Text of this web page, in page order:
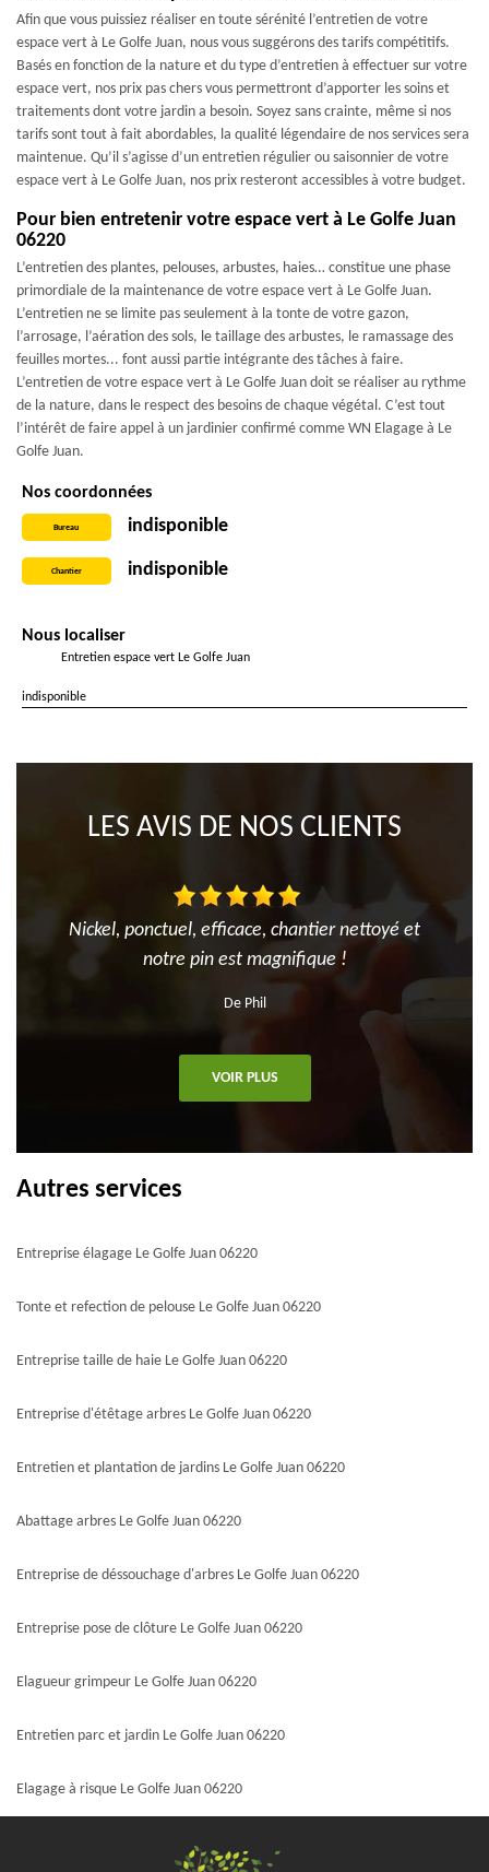
Afin que vous puissiez réaliser en toute sérénité l’entretien de votre
espace vert à Le Golfe Juan, nous vous suggérons des tarifs compétitifs.
Basés en fonction de la nature et du type d’entretien à effectuer sur votre
espace vert, nos prix pas chers vous permettront d’apporter les soins et
traitements dont votre jardin a besoin. Soyez sans crainte, même si nos
tarifs sont tout à fait abordables, la qualité légendaire de nos services sera
maintenue. Qu’il s’agisse d’un entretien régulier ou saisonnier de votre
espace vert à Le Golfe Juan, nos prix resteront accessibles à votre budget.
Pour bien entretenir votre espace vert à Le Golfe Juan
06220
L’entretien des plantes, pelouses, arbustes, haies… constitue une phase
primordiale de la maintenance de votre espace vert à Le Golfe Juan.
L’entretien ne se limite pas seulement à la tonte de votre gazon,
l’arrosage, l’aération des sols, le taillage des arbustes, le ramassage des
feuilles mortes... font aussi partie intégrante des tâches à faire.
L’entretien de votre espace vert à Le Golfe Juan doit se réaliser au rythme
de la nature, dans le respect des besoins de chaque végétal. C’est tout
l’intérêt de faire appel à un jardinier confirmé comme WN Elagage à Le
Golfe Juan.
Nos coordonnées
Bureau indisponible
Chantier indisponible
Nous localiser
Entretien espace vert Le Golfe Juan
indisponible
LES AVIS DE NOS CLIENTS
Nickel, ponctuel, efficace, chantier nettoyé et
notre pin est magnifique !
De Phil
VOIR PLUS
Autres services
Entreprise élagage Le Golfe Juan 06220
Tonte et refection de pelouse Le Golfe Juan 06220
Entreprise taille de haie Le Golfe Juan 06220
Entreprise d'étêtage arbres Le Golfe Juan 06220
Entretien et plantation de jardins Le Golfe Juan 06220
Abattage arbres Le Golfe Juan 06220
Entreprise de déssouchage d'arbres Le Golfe Juan 06220
Entreprise pose de clôture Le Golfe Juan 06220
Elagueur grimpeur Le Golfe Juan 06220
Entretien parc et jardin Le Golfe Juan 06220
Elagage à risque Le Golfe Juan 06220